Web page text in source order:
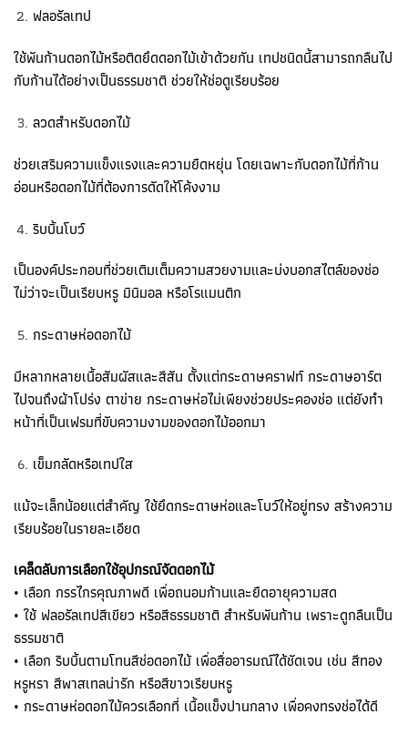
ฟลอรัลเทป
ใช้พันก้านดอกไม้หรือติดยึดดอกไม้เข้าด้วยกัน เทปชนิดนี้สามารถกลืนไป
กับก้านได้อย่างเป็นธรรมชาติ ช่วยให้ช่อดูเรียบร้อย
ลวดสำหรับดอกไม้
ช่วยเสริมความแข็งแรงและความยืดหยุ่น โดยเฉพาะกับดอกไม้ที่ก้าน
อ่อนหรือดอกไม้ที่ต้องการดัดให้โค้งงาม
ริบบิ้นโบว์
เป็นองค์ประกอบที่ช่วยเติมเต็มความสวยงามและบ่งบอกสไตล์ของช่อ
ไม่ว่าจะเป็นเรียบหรู มินิมอล หรือโรแมนติก
กระดาษห่อดอกไม้
มีหลากหลายเนื้อสัมผัสและสีสัน ตั้งแต่กระดาษคราฟท์ กระดาษอาร์ต
ไปจนถึงผ้าโปร่ง ตาข่าย กระดาษห่อไม่เพียงช่วยประคองช่อ แต่ยังทำ
หน้าที่เป็นเฟรมที่ขับความงามของดอกไม้ออกมา
เข็มกลัดหรือเทปใส
แม้จะเล็กน้อยแต่สำคัญ ใช้ยึดกระดาษห่อและโบว์ให้อยู่ทรง สร้างความ
เรียบร้อยในรายละเอียด
เคล็ดลับการเลือกใช้อุปกรณ์จัดดอกไม้
• เลือก กรรไกรคุณภาพดี เพื่อถนอมก้านและยืดอายุความสด
• ใช้ ฟลอรัลเทปสีเขียว หรือสีธรรมชาติ สำหรับพันก้าน เพราะดูกลืนเป็น
ธรรมชาติ
• เลือก ริบบิ้นตามโทนสีช่อดอกไม้ เพื่อสื่ออารมณ์ได้ชัดเจน เช่น สีทอง
หรูหรา สีพาสเทลน่ารัก หรือสีขาวเรียบหรู
• กระดาษห่อดอกไม้ควรเลือกที่ เนื้อแข็งปานกลาง เพื่อคงทรงช่อได้ดี